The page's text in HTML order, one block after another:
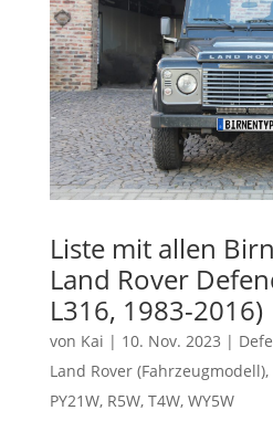
Liste mit allen
Land Rover
L316, 1983-2016)
von Kai | 10. Nov. 2023 |
Land Rover (Fahrzeugmodell),
PY21W, R5W, T4W, WY5W